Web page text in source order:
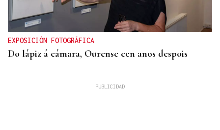
EXPOSICIÓN FOTOGRÁFICA
Do lápiz á cámara, Ourense cen anos despois